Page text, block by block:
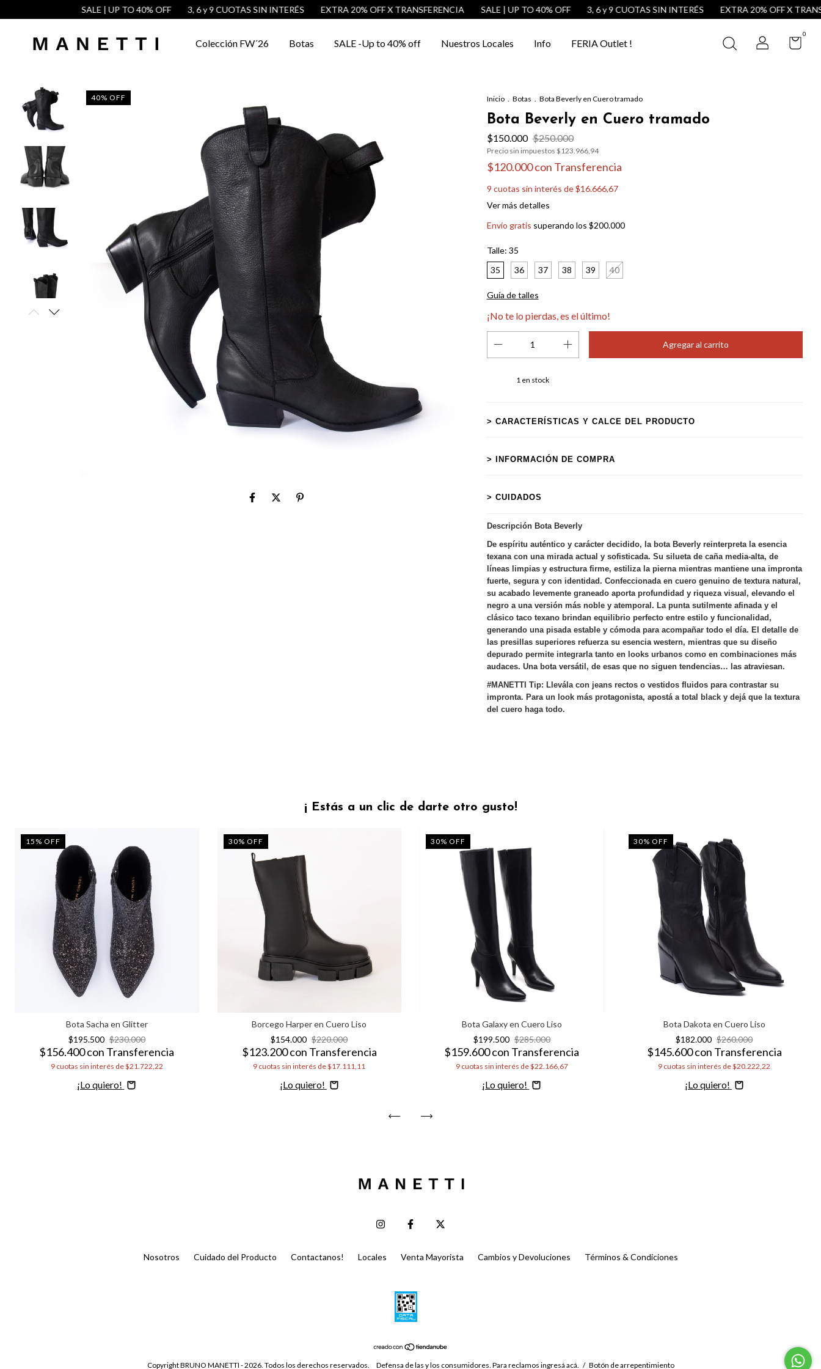
SALE | UP TO 40% OFF 3, 6 y 9 CUOTAS SIN INTERÉS EXTRA 20% OFF X TRANSFERENCIA SALE | UP TO 40% OFF 3, 6 y 9 CUOTAS SIN INTERÉS EXTRA 20% OFF X
Colección FW´26 Botas SALE -Up to 40% off Nuestros Locales Info FERIA Outlet !
0
40% OFF Inicio . Botas . Bota Beverly en Cuero tramado
Bota Beverly en Cuero tramado
$150.000 $250.000
Precio sin impuestos $123.966,94
$120.000con Transferencia
9 cuotas sin interés de$16.666,67
Ver más detalles
Envío gratis superando los $200.000
Talle: 35
35
36 37 38 39 40
Guía de talles
¡No te lo pierdas, es el último!
1 en stock
> CARACTERÍSTICAS Y CALCE DEL PRODUCTO
> INFORMACIÓN DE COMPRA
> CUIDADOS
Descripción Bota Beverly
De espíritu auténtico y carácter decidido, la bota Beverly reinterpreta la esencia
texana con una mirada actual y sofisticada. Su silueta de caña media-alta, de
líneas limpias y estructura firme, estiliza la pierna mientras mantiene una impronta
fuerte, segura y con identidad. Confeccionada en cuero genuino de textura natural,
su acabado levemente graneado aporta profundidad y riqueza visual, elevando el
negro a una versión más noble y atemporal. La punta sutilmente afinada y el
clásico taco texano brindan equilibrio perfecto entre estilo y funcionalidad,
generando una pisada estable y cómoda para acompañar todo el día. El detalle de
las presillas superiores refuerza su esencia western, mientras que su diseño
depurado permite integrarla tanto en looks urbanos como en combinaciones más
audaces. Una bota versátil, de esas que no siguen tendencias… las atraviesan.
#MANETTI Tip: Llevála con jeans rectos o vestidos fluidos para contrastar su
impronta. Para un look más protagonista, apostá a total black y dejá que la textura
del cuero haga todo.
¡ Estás a un clic de darte otro gusto!
15 % OFF
Bota Sacha en Glitter
$195.500 $230.000
$156.400con Transferencia
9 cuotas sin interés de$21.722,22
Comprar
30% OFF
Borcego Harper en Cuero Liso
$154.000 $220.000
$123.200con Transferencia
9 cuotas sin interés de$17.111,11
Comprar
30% OFF
Bota Galaxy en Cuero Liso
$199.500 $285.000
$159.600con Transferencia
9 cuotas sin interés de$22.166,67
Comprar
30% OFF
Bota Dakota en Cuero Liso
$182.000 $260.000
$145.600con Transferencia
9 cuotas sin interés de$20.222,22
Comprar
Nosotros Cuidado del Producto Contactanos! Locales Venta Mayorista Cambios y Devoluciones Términos & Condiciones
Copyright BRUNO MANETTI - 2026. Todos los derechos reservados. Defensa de las y los consumidores. Para reclamos ingresá acá. / Botón de arrepentimiento